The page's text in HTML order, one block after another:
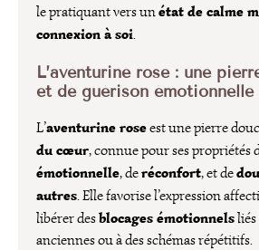
le pratiquant vers unétat de calme
connexion à soi.
L’aventurine rose : une
et de guérison émotionnelle
L’aventurine roseest une pierre
du cœur, connue pour ses propriétés
émotionnelle, deréconfort, et de
autres. Elle favorise l’expression
libérer desblocages émotionnelsliés
anciennes ou à des schémas répétitifs.